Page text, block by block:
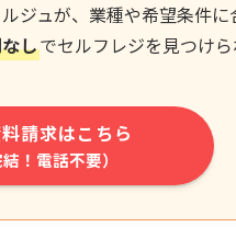
ジュが、業種や希望条件
しでセルフレジを見つけ
請求はこちら
！電話不要）